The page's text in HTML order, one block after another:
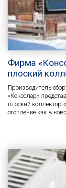
Фирма
плоский
Производитель
«Консолар»
плоский коллектор
отопление как в